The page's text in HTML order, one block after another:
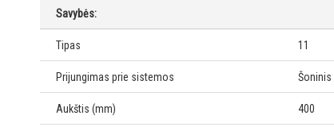
Savybės:
Tipas 11
Prijungimas prie sistemos Šoninis
Aukštis (mm) 400